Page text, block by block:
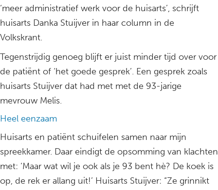
‘meer administratief werk voor de huisarts’, schrijft
huisarts Danka Stuijver in haar column in de
Volkskrant.
Tegenstrijdig genoeg blijft er juist minder tijd over voor
de patiënt of ‘het goede gesprek’. Een gesprek zoals
huisarts Stuijver dat had met met de 93-jarige
mevrouw Melis.
Heel eenzaam
Huisarts en patiënt schuifelen samen naar mijn
spreekkamer. Daar eindigt de opsomming van klachten
met: ‘Maar wat wil je ook als je 93 bent hè? De koek is
op, de rek er allang uit!’ Huisarts Stuijver: “Ze grinnikt